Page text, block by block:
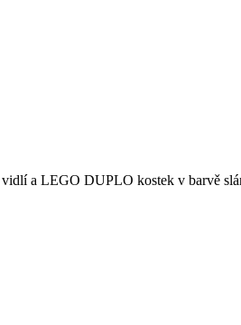
a LEGO DUPLO kostek v barvě